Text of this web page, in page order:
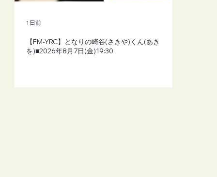
【FM-YRC】となりの崎谷(さきや)くん(あき
を)■2026年8月7日(金)19:30
1 日前